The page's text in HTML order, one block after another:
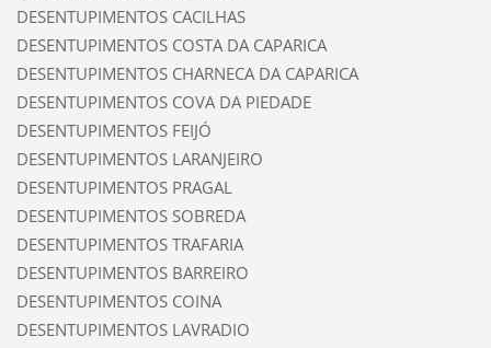
DESENTUPIMENTOS CACILHAS
DESENTUPIMENTOS COSTA DA CAPARICA
DESENTUPIMENTOS CHARNECA DA CAPARICA
DESENTUPIMENTOS COVA DA PIEDADE
DESENTUPIMENTOS FEIJÓ
DESENTUPIMENTOS LARANJEIRO
DESENTUPIMENTOS PRAGAL
DESENTUPIMENTOS SOBREDA
DESENTUPIMENTOS TRAFARIA
DESENTUPIMENTOS BARREIRO
DESENTUPIMENTOS COINA
DESENTUPIMENTOS LAVRADIO